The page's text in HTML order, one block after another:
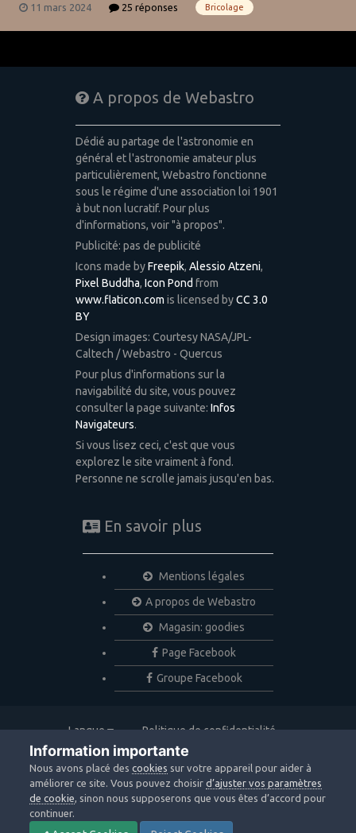
11 mars 2024 25 réponses Bricolage
A propos de Webastro
Dédié au partage de l'astronomie en
général et l'astronomie amateur plus
particulièrement, Webastro fonctionne
sous le régime d'une association loi 1901
à but non lucratif. Pour plus
d'informations, voir "à propos".
Publicité: pas de publicité
Icons made byFreepik, Alessio Atzeni,
Pixel Buddha, Icon Pond from
www.flaticon.com is licensed byCC 3.0
BY
Design images: Courtesy NASA/JPL-
Caltech / Webastro - Quercus
Pour plus d'informations sur la
navigabilité du site, vous pouvez
consulter la page suivante: Infos
Navigateurs.
Si vous lisez ceci, c'est que vous
explorez le site vraiment à fond.
Personne ne scrolle jamais jusqu'en bas.
En savoir plus
Mentions légales
A propos de Webastro
Magasin: goodies
Page Facebook
Groupe Facebook
Langue
Politique de confidentialité
Nous contacter
Copyright © 2020 Webastro
Powered by Invision Community
Information importante
Nous avons placé descookies sur votre appareil pour aider à
améliorer ce site. Vous pouvez choisird’ajuster vos paramètres
de cookie, sinon nous supposerons que vous êtes d’accord pour
continuer.